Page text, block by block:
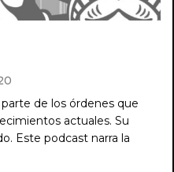
de los órdenes que
actuales. Su
Este podcast narra la